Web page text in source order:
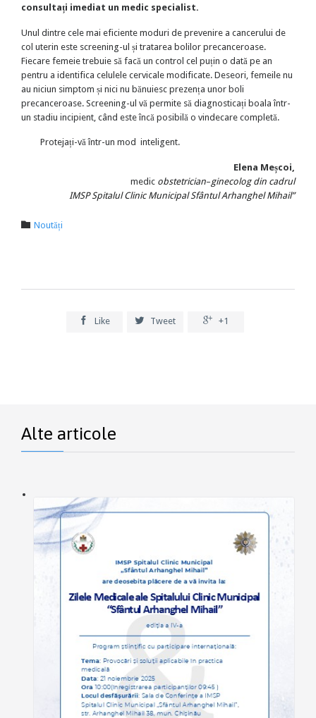
consultați imediat un medic specialist.
Unul dintre cele mai eficiente moduri de prevenire a cancerului de
col uterin este screening-ul și tratarea bolilor precanceroase.
Fiecare femeie trebuie să facă un control cel puțin o dată pe an
pentru a identifica celulele cervicale modificate. Deseori, femeile nu
au niciun simptom și nici nu bănuiesc prezența unor boli
precanceroase. Screening-ul vă permite să diagnosticați boala într-
un stadiu incipient, când este încă posibilă o vindecare completă.
Protejați-vă într-un mod inteligent.
Elena Meșcoi,
medic obstetrician–ginecologdin cadrul
IMSP Spitalul Clinic Municipal Sfântul Arhanghel Mihail”
 Category
Noutăți
 Like  Tweet  +1
Alte articole